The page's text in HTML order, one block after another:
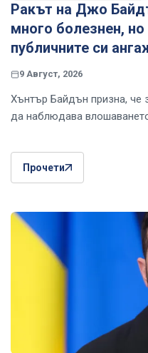
Ракът на Джо
много болезнен,
публичните си
9 Август, 2026
Хънтър Байдън призна, че
да наблюдава
Прочети